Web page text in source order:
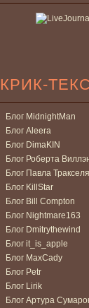
КРИК-
Блог MidnightMan
Блог Aleera
Блог DimaKIN
Блог Роберта
Блог Павла Тракселя
Блог KillStar
Блог Bill Compton
Блог Nightmare163
Блог Dmitrythewind
Блог it_is_apple
Блог MaxCady
Блог Petr
Блог Lirik
Блог Артура